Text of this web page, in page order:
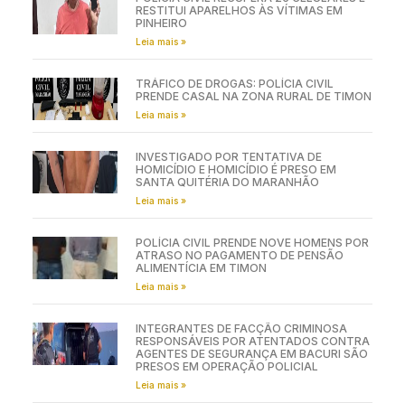
RESTITUI APARELHOS ÀS VÍTIMAS EM
PINHEIRO
Leia mais »
TRÁFICO DE DROGAS: POLÍCIA CIVIL
PRENDE CASAL NA ZONA RURAL DE TIMON
Leia mais »
INVESTIGADO POR TENTATIVA DE
HOMICÍDIO E HOMICÍDIO É PRESO EM
SANTA QUITÉRIA DO MARANHÃO
Leia mais »
POLÍCIA CIVIL PRENDE NOVE HOMENS POR
ATRASO NO PAGAMENTO DE PENSÃO
ALIMENTÍCIA EM TIMON
Leia mais »
INTEGRANTES DE FACÇÃO CRIMINOSA
RESPONSÁVEIS POR ATENTADOS CONTRA
AGENTES DE SEGURANÇA EM BACURI SÃO
PRESOS EM OPERAÇÃO POLICIAL
Leia mais »